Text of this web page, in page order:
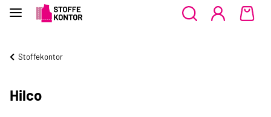
Stoffekontor
Hilco